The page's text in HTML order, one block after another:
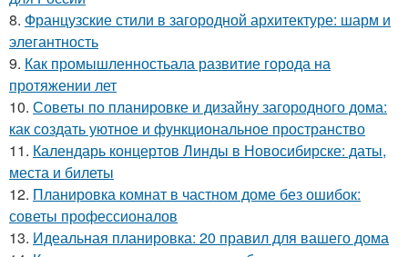
8. Французские стили в загородной архитектуре: шарм и
элегантность
9. Как промышленностьала развитие города на
протяжении лет
10. Советы по планировке и дизайну загородного дома:
как создать уютное и функциональное пространство
11. Календарь концертов Линды в Новосибирске: даты,
места и билеты
12. Планировка комнат в частном доме без ошибок:
советы профессионалов
13. Идеальная планировка: 20 правил для вашего дома